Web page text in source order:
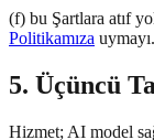
(f) bu Şartlara atıf
Politikamıza uymayı.
5. Üçüncü
Hizmet; AI model